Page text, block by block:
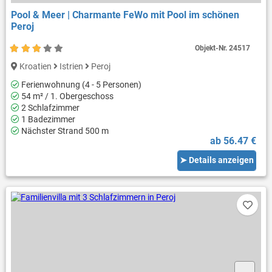
Pool & Meer | Charmante FeWo mit Pool im schönen
Peroj
Kroatien Istrien
Peroj
Ferienwohnung (4 - 5 Personen)
54 m² / 1. Obergeschoss
2 Schlafzimmer
1 Badezimmer
Nächster Strand 500 m
ab 56.47 €
➤ Details anzeigen
Objekt-Nr.24517